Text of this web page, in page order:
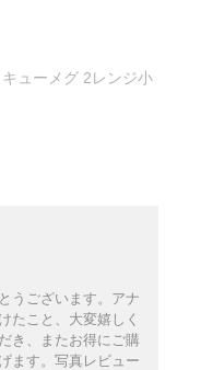
ューメグ 2レンジ小
うございます。アナ
たこと、大変嬉しく
き、またお得にご購
ます。写真レビュー